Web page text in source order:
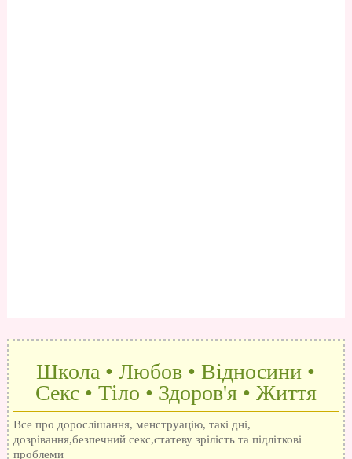
Школа • Любов • Відносини •
Секс • Тіло • Здоров'я • Життя
Все про дорослішання, менструацію, такі дні,
дозрівання,безпечний секс,статеву зрілість та підліткові
проблеми